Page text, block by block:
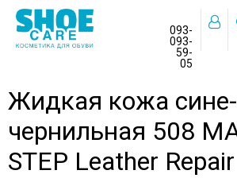
093-
093-
59-
05
Жидкая кожа сине-
чернильная 508
STEP Leather Repair